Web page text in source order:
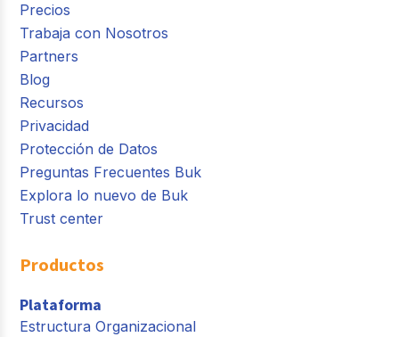
Precios
Trabaja con Nosotros
Partners
Blog
Recursos
Privacidad
Protección de Datos
Preguntas Frecuentes Buk
Explora lo nuevo de Buk
Trust center
Productos
Plataforma
Estructura Organizacional